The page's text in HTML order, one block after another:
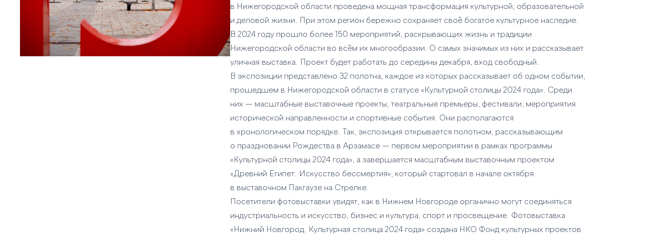
в Нижегородской области проведена мощная трансформация культурной, образовательной
и деловой жизни. При этом регион бережно сохраняет своё богатое культурное наследие.
В 2024 году прошло более 150 мероприятий, раскрывающих жизнь и традиции
Нижегородской области во всём их многообразии. О самых значимых из них и рассказывает
уличная выставка. Проект будет работать до середины декабря, вход свободный.
В экспозиции представлено 32 полотна, каждое из которых рассказывает об одном событии,
прошедшем в Нижегородской области в статусе «Культурной столицы 2024 года». Среди
них — масштабные выставочные проекты, театральные премьеры, фестивали, мероприятия
исторической направленности и спортивные события. Они располагаются
в хронологическом порядке. Так, экспозиция открывается полотном, рассказывающим
о праздновании Рождества в Арзамасе — первом мероприятии в рамках программы
«Культурной столицы 2024 года», а завершается масштабным выставочным проектом
«Древний Египет. Искусство бессмертия», который стартовал в начале октября
в выставочном Пакгаузе на Стрелке.
Посетители фотовыставки увидят, как в Нижнем Новгороде органично могут соединяться
индустриальность и искусство, бизнес и культура, спорт и просвещение. Фотовыставка
«Нижний Новгород. Культурная столица 2024 года» создана НКО Фонд культурных проектов